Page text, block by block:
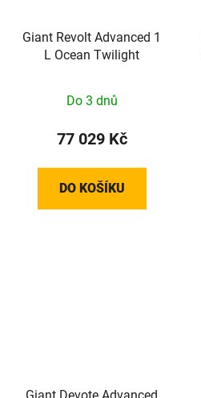
Giant Revolt Advanced 1
L Ocean Twilight
Do 3 dnů
77 029 Kč
DO KOŠÍKU